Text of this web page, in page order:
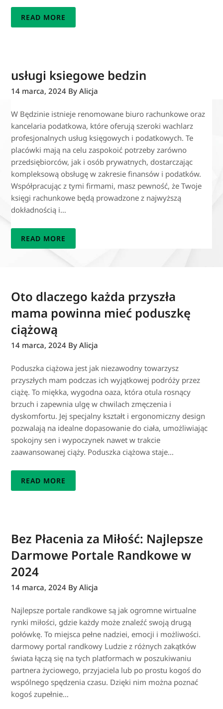
READ MORE
usługi ksiegowe bedzin
14 marca, 2024 By Alicja
W Będzinie istnieje renomowane biuro rachunkowe oraz
kancelaria podatkowa, które oferują szeroki wachlarz
profesjonalnych usług księgowych i podatkowych. Te
placówki mają na celu zaspokoić potrzeby zarówno
przedsiębiorców, jak i osób prywatnych, dostarczając
kompleksową obsługę w zakresie finansów i podatków.
Współpracując z tymi firmami, masz pewność, że Twoje
księgi rachunkowe będą prowadzone z najwyższą
dokładnością i…
READ MORE
Oto dlaczego każda przyszła
mama powinna mieć poduszkę
ciążową
14 marca, 2024 By Alicja
Poduszka ciążowa jest jak niezawodny towarzysz
przyszłych mam podczas ich wyjątkowej podróży przez
ciążę. To miękka, wygodna oaza, która otula rosnący
brzuch i zapewnia ulgę w chwilach zmęczenia i
dyskomfortu. Jej specjalny kształt i ergonomiczny design
pozwalają na idealne dopasowanie do ciała, umożliwiając
spokojny sen i wypoczynek nawet w trakcie
zaawansowanej ciąży. Poduszka ciążowa staje…
READ MORE
Bez Płacenia za Miłość: Najlepsze
Darmowe Portale Randkowe w
2024
14 marca, 2024 By Alicja
Najlepsze portale randkowe są jak ogromne wirtualne
rynki miłości, gdzie każdy może znaleźć swoją drugą
połówkę. To miejsca pełne nadziei, emocji i możliwości.
darmowy portal randkowy Ludzie z różnych zakątków
świata łączą się na tych platformach w poszukiwaniu
partnera życiowego, przyjaciela lub po prostu kogoś do
wspólnego spędzenia czasu. Dzięki nim można poznać
kogoś zupełnie…